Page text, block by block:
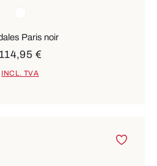
Paris noir
114,95 €
INCL. TVA